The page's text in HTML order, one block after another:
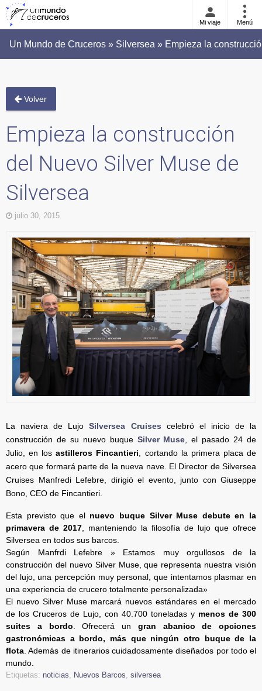
Mi viaje Menú
Un Mundo de Cruceros » Silversea » Empieza la
Volver
Empieza la construcción
del Nuevo Silver Muse de
Silversea
julio 30, 2015
La naviera de LujoSilversea Cruises celebró el inicio de la
construcción de su nuevo buque Silver Muse , el pasado 24 de
Julio, en losastilleros Fincantieri , cortando la primera placa de
acero que formará parte de la nueva nave. El Director de Silversea
Cruises Manfredi Lefebre, dirigió el evento, junto con Giuseppe
Bono, CEO de Fincantieri.
Esta previsto que el nuevo buque Silver Muse debute en la
primavera de 2017 , manteniendo la filosofía de lujo que ofrece
Silversea en todos sus barcos.
Según Manfrdi Lefebre » Estamos muy orgullosos de la
construcción del nuevo Silver Muse, que representa nuestra visión
del lujo, una percepción muy personal, que intentamos plasmar en
una experiencia de crucero totalmente personalizada»
El nuevo Silver Muse marcará nuevos estándares en el mercado
de los Cruceros de Lujo, con 40.700 toneladas y menos de 300
suites a bordo . Ofrecerá un gran abanico de opciones
gastronómicas a bordo, más que ningún otro buque de la
flota . Además de itinerarios cuidadosamente diseñados por todo el
mundo.
Etiquetas: noticias Nuevos Barcos silversea